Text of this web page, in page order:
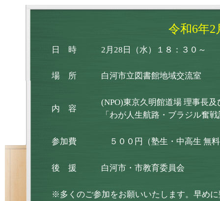
令和6年2
日 時 2月28日（水）１８：３０～
場 所 白河市立図書館地域交流室
内 容
(NPO)東京久明館道場 理事長
「わが人生航路・ブラジル奮
参加費 ５００円（塾生・中高生 無
後 援 白河市・市教育委員会
※多くのご参加をお願いいたします。早め